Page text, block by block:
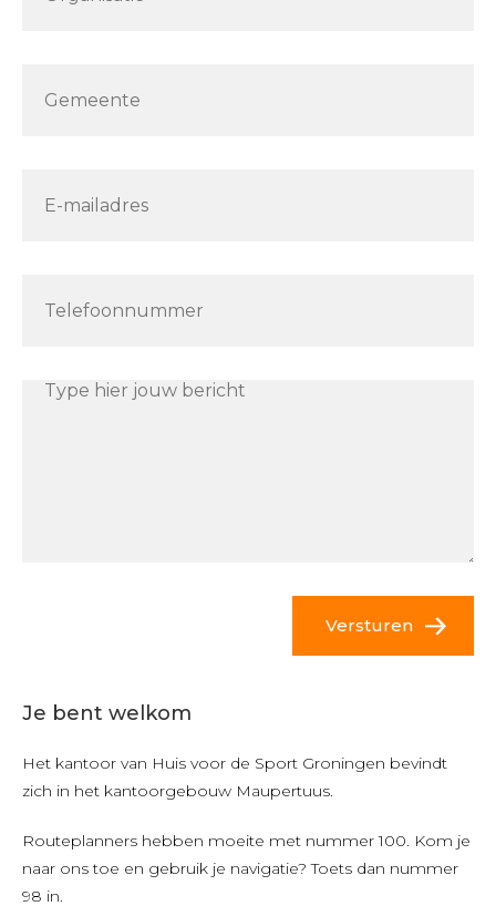
Versturen
Je bent welkom
Het kantoor van Huis voor de Sport Groningen bevindt
zich in het kantoorgebouw Maupertuus.
Routeplanners hebben moeite met nummer 100. Kom je
naar ons toe en gebruik je navigatie? Toets dan nummer
98 in.